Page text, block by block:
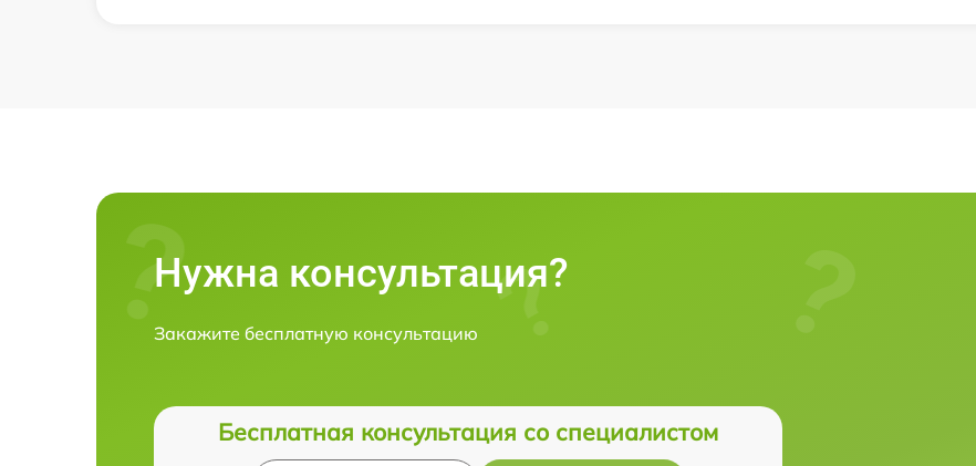
Нужна консультация?
Закажите бесплатную консультацию
Бесплатная консультация со специалистом